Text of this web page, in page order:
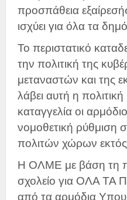
προσπάθεια
ισχύει για όλα τα
Το περιστατικό
την πολιτική της
μεταναστών και της
λάβει αυτή η
καταγγελία οι
νομοθετική ρύθμιση
πολιτών χώρων
Η ΟΛΜΕ με βάση τη
σχολείο για ΟΛΑ ΤΑ
από τα αρμόδια